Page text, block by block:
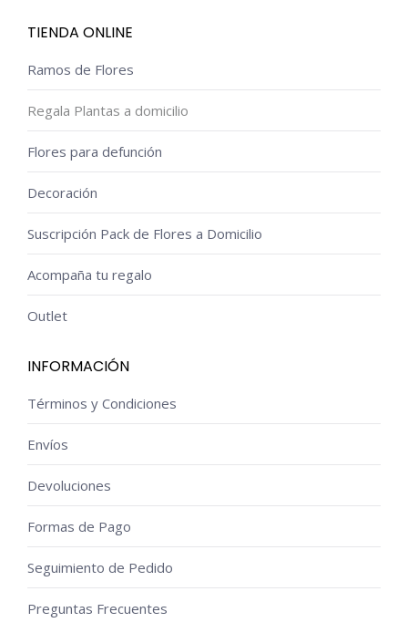
TIENDA ONLINE
Ramos de Flores
Regala Plantas a domicilio
Flores para defunción
Decoración
Suscripción Pack de Flores a Domicilio
Acompaña tu regalo
Outlet
INFORMACIÓN
Términos y Condiciones
Envíos
Devoluciones
Formas de Pago
Seguimiento de Pedido
Preguntas Frecuentes